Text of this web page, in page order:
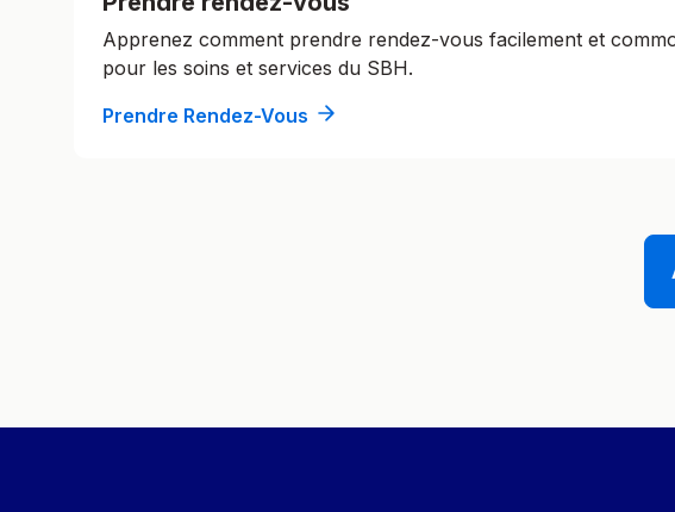
Apprenez comment prendre rendez-vous facilement et
pour les soins et services du SBH.
Prendre Rendez-Vous